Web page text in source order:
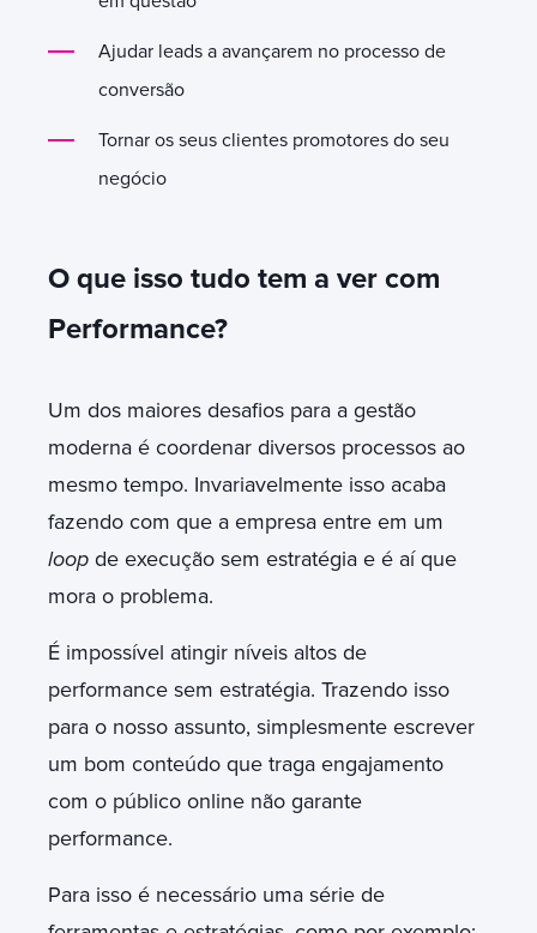
Ajudar leads a avançarem no processo de
conversão
Tornar os seus clientes promotores do seu
negócio
O que isso tudo tem a ver com
Performance?
Um dos maiores desafios para a gestão
moderna é coordenar diversos processos ao
mesmo tempo. Invariavelmente isso acaba
fazendo com que a empresa entre em um
loop de execução sem estratégia e é aí que
mora o problema.
É impossível atingir níveis altos de
performance sem estratégia. Trazendo isso
para o nosso assunto, simplesmente escrever
um bom conteúdo que traga engajamento
com o público online não garante
performance.
Para isso é necessário uma série de